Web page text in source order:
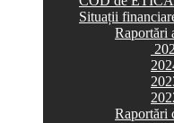
Situații
Raportări
Raportări